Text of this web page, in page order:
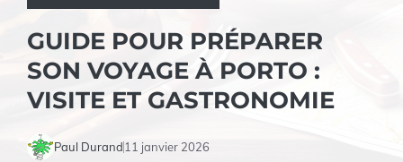
GUIDE POUR PRÉPARER
SON VOYAGE À PORTO :
VISITE ET GASTRONOMIE
Paul Durand 11 janvier 2026